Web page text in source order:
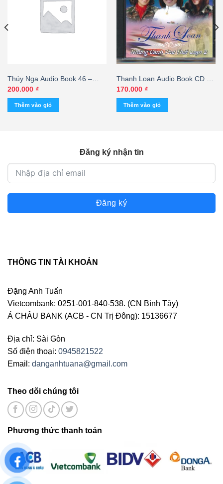
Thúy Nga Audio Book 46 –
Trong Sân Trường Ngày Ấy
(KGTUS) – cái
200.000 ₫
Thêm vào giỏ
Thanh Loan Audio Book CD –
Những Cánh Thư Thời Loạn 2
– cái
170.000 ₫
Thêm vào giỏ
Đăng ký nhận tin
Đăng ký
THÔNG TIN TÀI KHOẢN
Đặng Anh Tuấn
Vietcombank: 0251-001-840-538. (CN Bình Tây)
Á CHÂU BANK (ACB - CN Trị Đông): 15136677
Địa chỉ: Sài Gòn
Số điện thoại: 0945821522
Email: danganhtuana@gmail.com
Theo dõi chúng tôi
Phương thức thanh toán